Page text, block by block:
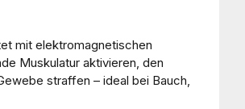
mit elektromagnetischen
Muskulatur aktivieren, den
straffen – ideal bei Bauch,